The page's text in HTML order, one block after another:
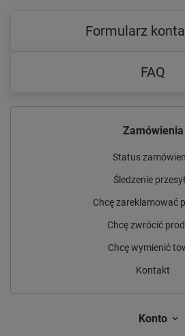
Formularz
FAQ
Zamówienia
Status
Śledzenie
Chcę zareklamować
Chcę zwrócić
Chcę wymienić
Kontakt
Konto